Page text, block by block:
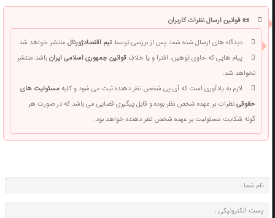
📜 قوانین ارسال نظرات کاربران
دیدگاه های ارسال شده شما، پس از بررسی توسطتیم اقتصادژورنالمنتشر خواهد شد.
پیام هایی که حاوی توهین، افترا و یا خلافقوانین جمهوری اسلامی ایرانباشد منتشر
نخواهد شد.
لازم به یادآوری است که آی پی شخص نظر دهنده ثبت می شود و کلیهمسئولیت های
حقوقینظرات بر عهده شخص نظر بوده و قابل پیگیری قضایی می باشد که در صورت هر
گونه شکایت مسئولیت بر عهده شخص نظر دهنده خواهد بود.